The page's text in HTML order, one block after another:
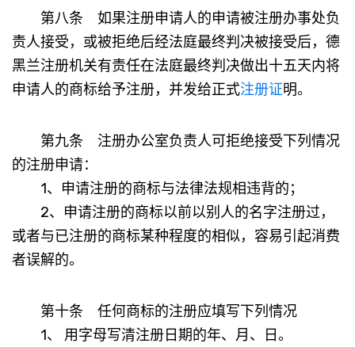
第八条 如果注册申请人的申请被注册办事处负
责人接受，或被拒绝后经法庭最终判决被接受后，德
黑兰注册机关有责任在法庭最终判决做出十五天内将
申请人的商标给予注册，并发给正式注册证明。
第九条 注册办公室负责人可拒绝接受下列情况
的注册申请：
1、申请注册的商标与法律法规相违背的；
2、申请注册的商标以前以别人的名字注册过，
或者与已注册的商标某种程度的相似，容易引起消费
者误解的。
第十条 任何商标的注册应填写下列情况
1、 用字母写清注册日期的年、月、日。